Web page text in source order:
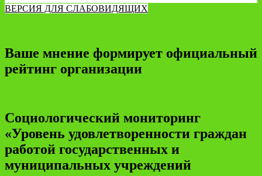
ВЕРСИЯ ДЛЯ СЛАБОВИДЯЩИХ
Ваше мнение формирует официальный
рейтинг организации
Социологический мониторинг
«Уровень удовлетворенности граждан
работой государственных и
муниципальных учреждений